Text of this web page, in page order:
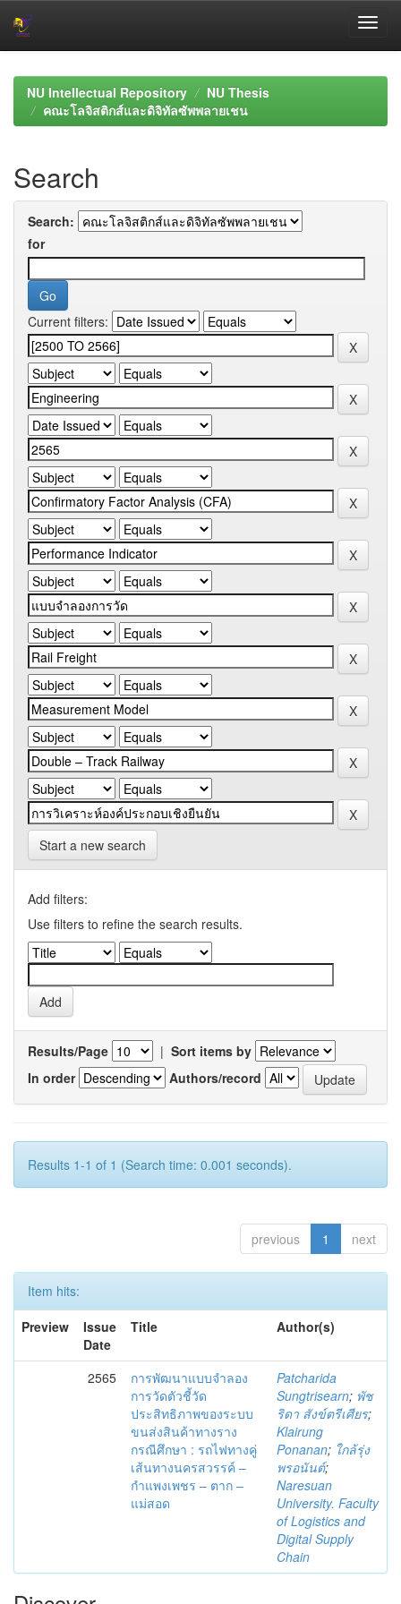
navigationNU Intellectual Repository
NU Thesis
คณะโลจิสติกส์และดิจิทัลซัพพลายเชน
Search
Search:
for
Current filters:
Start a new search
Add filters:
Use filters to refine the search results.
Results/Page | Sort items by
In order
Authors/record
Results 1-1 of 1 (Search time: 0.001 seconds).
previous 1 next
Item hits:
Preview
Issue
Date
Title Author(s)
2565
การพัฒนาแบบจำลอง
การวัดตัวชี้วัด
ประสิทธิภาพของระบบ
ขนส่งสินค้าทางราง
กรณีศึกษา : รถไฟทางคู่
เส้นทางนครสวรรค์ –
กำแพงเพชร – ตาก –
แม่สอด
Patcharida
Sungtrisearn; พัช
ริดา สังข์ตรีเศียร;
Klairung
Ponanan; ใกล้รุ่ง
พรอนันต์;
Naresuan
University. Faculty
of Logistics and
Digital Supply
Chain